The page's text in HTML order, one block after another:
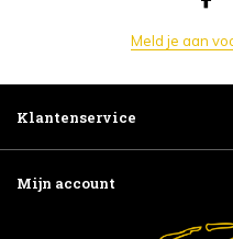
Meld je aan
Klantenservice
Mijn account